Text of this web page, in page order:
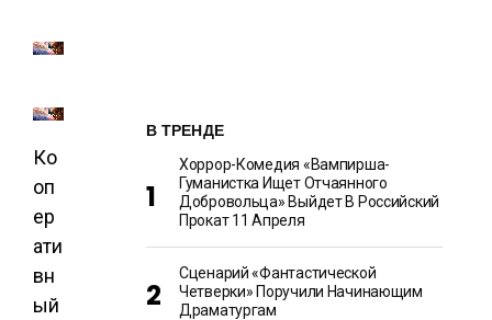
Ко
оп
ер
ати
вн
ый
В ТРЕНДЕ
Хоррор-Комедия «Вампирша-
Гуманистка Ищет Отчаянного
Добровольца» Выйдет В Российский
Прокат 11 Апреля
Сценарий «Фантастической
Четверки» Поручили Начинающим
Драматургам